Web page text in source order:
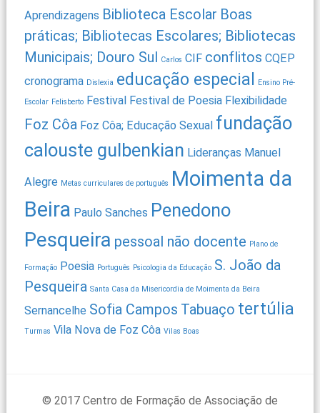
Aprendizagens Biblioteca Escolar Boas
práticas; Bibliotecas Escolares; Bibliotecas
Municipais; Douro Sul Carlos CIF conflitos CQEP
cronograma Dislexia educação especial Ensino Pré-
Escolar Felisberto Festival Festival de Poesia Flexibilidade
Foz Côa Foz Côa; Educação Sexual fundação
calouste gulbenkian Lideranças Manuel
Alegre Metas curriculares de português Moimenta da
Beira Paulo Sanches Penedono
Pesqueira pessoal não docente Plano de
Formação Poesia Português Psicologia da Educação S. João da
Pesqueira Santa Casa da Misericordia de Moimenta da Beira
Sernancelhe Sofia Campos Tabuaço tertúlia
Turmas Vila Nova de Foz Côa Vilas Boas
© 2017 Centro de Formação de Associação de